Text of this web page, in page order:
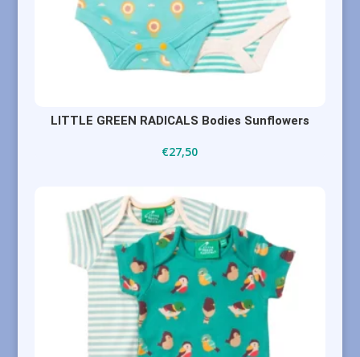
LITTLE GREEN RADICALS Bodies Sunflowers
€27,50